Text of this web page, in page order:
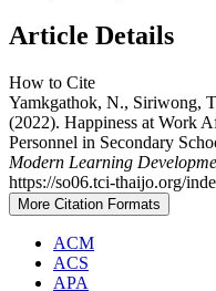
Article Details
How to Cite
Yamkgathok, N., Siriwong,
(2022). Happiness at Work
Personnel in Secondary
Modern Learning
https://so06.tci-thaijo.org/
More Citation Formats
ACM
ACS
APA